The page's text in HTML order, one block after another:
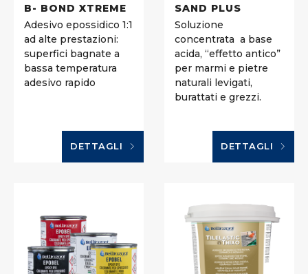
B- BOND XTREME
Adesivo epossidico 1:1
ad alte prestazioni:
superfici bagnate a
bassa temperatura
adesivo rapido
DETTAGLI
SAND PLUS
Soluzione
concentrata a base
acida, “effetto antico”
per marmi e pietre
naturali levigati,
burattati e grezzi.
DETTAGLI